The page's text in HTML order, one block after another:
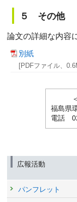
５ その他
論文の詳細な内容
別紙
[PDFファイル、
＜本
福島県
電話
広報活動
パンフレット